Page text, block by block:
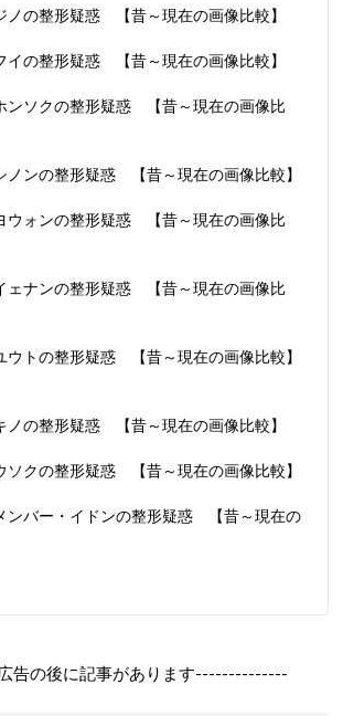
ノの整形疑惑 【昔～現在の画像比較】
イの整形疑惑 【昔～現在の画像比較】
ンソクの整形疑惑 【昔～現在の画像比
ノンの整形疑惑 【昔～現在の画像比較】
ウォンの整形疑惑 【昔～現在の画像比
ェナンの整形疑惑 【昔～現在の画像比
ウトの整形疑惑 【昔～現在の画像比較】
ノの整形疑惑 【昔～現在の画像比較】
ソクの整形疑惑 【昔～現在の画像比較】
ンバー・イドンの整形疑惑 【昔～現在の
告の後に記事があります--------------